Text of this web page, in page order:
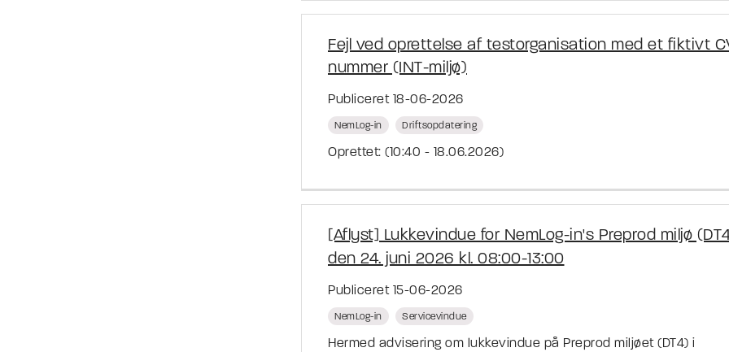
Fejl ved oprettelse af testorganisation med et fiktivt
nummer (INT-miljø)
Publiceret 18-06-2026
NemLog-in Driftsopdatering
Oprettet: (10:40 - 18.06.2026)
[Aflyst] Lukkevindue for NemLog-in's Preprod miljø
den 24. juni 2026 kl. 08:00-13:00
Publiceret 15-06-2026
NemLog-in Servicevindue
Hermed advisering om lukkevindue på Preprod miljøet (DT4) i